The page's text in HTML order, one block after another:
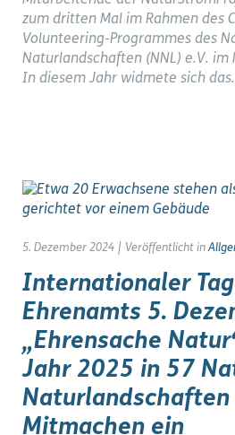
zum dritten Mal im Rahmen des
Volunteering-Programmes des
Naturlandschaften (NNL) e.V. im
In diesem Jahr widmete sich
5. Dezember 2024 | Veröffentlicht in
Internationaler
Ehrenamts 5.
„Ehrensache
Jahr 2025 in 57
Naturlandschaften
Mitmachen ein